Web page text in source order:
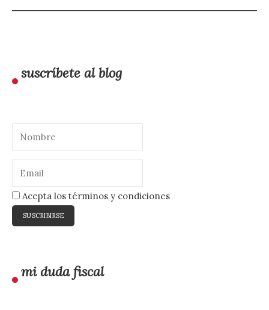
suscríbete al blog
Acepta los términos y condiciones
mi duda fiscal